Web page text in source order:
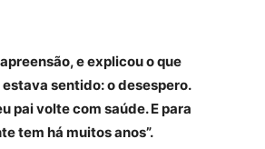
e explicou o que
sentido: o desespero.
pai volte com saúde. E para
tem há muitos anos”.